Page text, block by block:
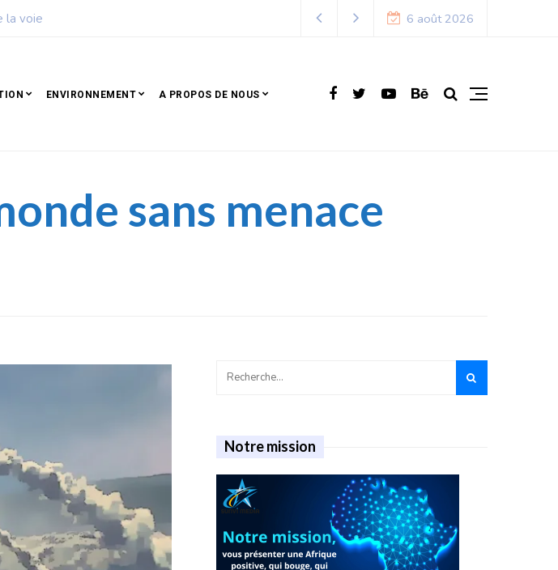
l’Afrique 6 août 2026
ENVIRONNEMENT A PROPOS DE NOUS
sans menace
Notre mission